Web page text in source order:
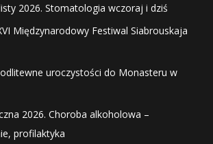
2026. Stomatologia wczoraj i dziś
Międzynarodowy Festiwal Siabrouskaja
uroczystości do Monasteru w
2026. Choroba alkoholowa –
profilaktyka